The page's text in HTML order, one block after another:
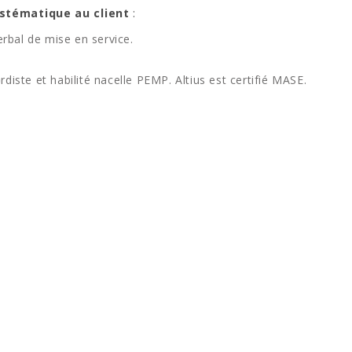
au client :
de mise en service.
et habilité nacelle PEMP. Altius est certifié MASE.